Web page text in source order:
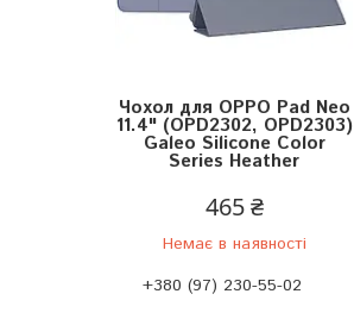
Чохол для OPPO Pad Neo
11.4" (OPD2302, OPD2303)
Galeo Silicone Color
Series Heather
465 ₴
Немає в наявності
+380 (97) 230-55-02